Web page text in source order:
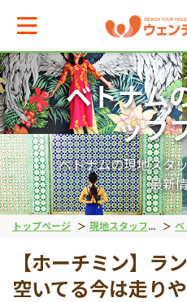
トップページ 現地スタッフブログ ベ
ベトナム
ッフ
ベトナムの現地スタ
最新
【ホーチミン】ラ
空いてる今は走りや
メインメニューへ戻る
アからお役立ち情報を探す
ドネシア